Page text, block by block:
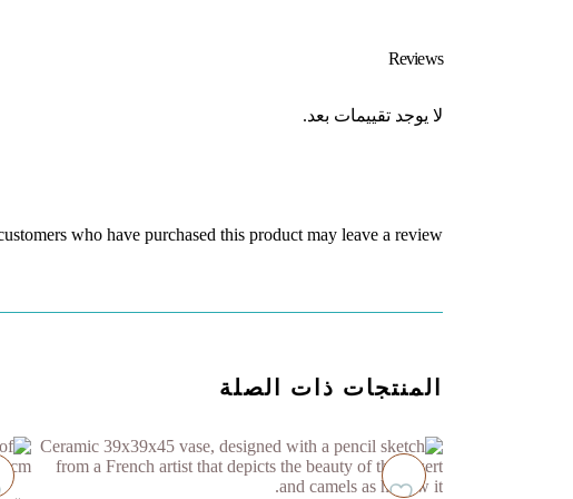
Reviews
لا يوجد تقييمات بعد.
who have purchased this product may leave a review.
المنتجات ذات الصلة